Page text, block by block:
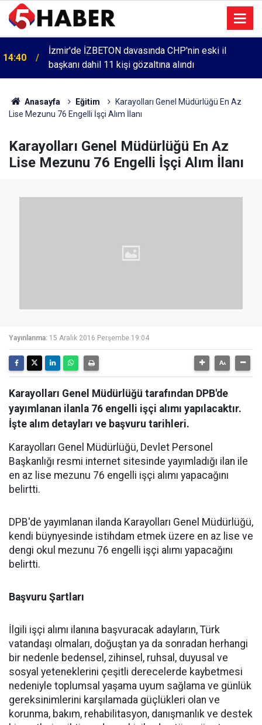
14:40
İzmir'de İZBETON davasında CHP'nin eski il
başkanı dahil 11 kişi gözaltına alındı
Anasayfa Eğitim
Karayolları Genel Müdürlüğü En Az
Lise Mezunu 76 Engelli İşçi Alım İlanı
Karayolları Genel Müdürlüğü En Az
Lise Mezunu 76 Engelli İşçi Alım İlanı
Yayınlanma: 15 Aralık 2016 Perşembe 19:04
Karayolları Genel Müdürlüğü tarafından DPB'de
yayımlanan ilanla 76 engelli işçi alımı yapılacaktır.
İşte alım detayları ve başvuru tarihleri.
Karayolları Genel Müdürlüğü, Devlet Personel
Başkanlığı resmi internet sitesinde yayımladığı ilan ile
en az lise mezunu 76 engelli işçi alımı yapacağını
belirtti.
DPB'de yayımlanan ilanda Karayolları Genel Müdürlüğü,
kendi büynyesinde istihdam etmek üzere en az lise ve
dengi okul mezunu 76 engelli işçi alımı yapacağını
belirtti.
Başvuru Şartları
İlgili işçi alımı ilanına başvuracak adayların, Türk
vatandaşı olmaları, doğuştan ya da sonradan herhangi
bir nedenle bedensel, zihinsel, ruhsal, duyusal ve
sosyal yeteneklerini çeşitli derecelerde kaybetmesi
nedeniyle toplumsal yaşama uyum sağlama ve günlük
gereksinimlerini karşılamada güçlükleri olan ve
korunma, bakım, rehabilitasyon, danışmanlık ve destek